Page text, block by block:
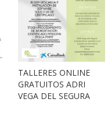
TALLERES ONLINE
GRATUITOS ADRI
VEGA DEL SEGURA